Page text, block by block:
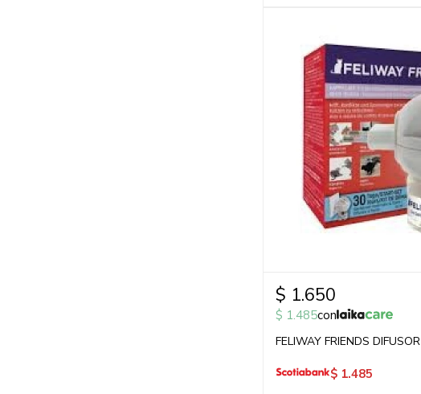
$ 1.650
$ 1.485con
FELIWAY FRIENDS DIFUSOR
$ 1.485